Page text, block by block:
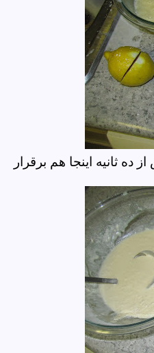
ثانیه اینجا هم برقرار